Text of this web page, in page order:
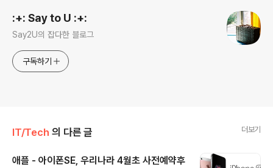
:+: Say to U :+:
Say2U의 잡다한 블로그
구독하기
IT/Tech 의 다른 글 더보기
애플 - 아이폰SE, 우리나라 4월초 사전예약후